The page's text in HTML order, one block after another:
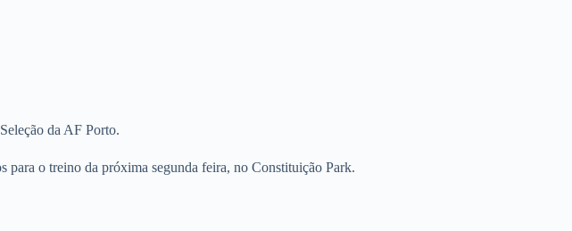
da AF Porto.
para o treino da próxima segunda feira, no Constituição Park.